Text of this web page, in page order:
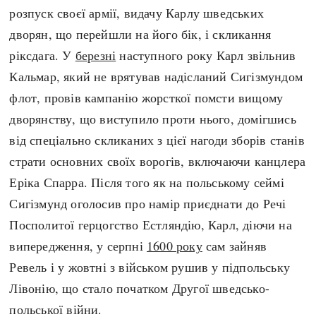
розпуск своєї армії, видачу Карлу шведських
дворян, що перейшли на його бік, і скликання
ріксдага. У березні наступного року Карл звільнив
Кальмар, який не врятував надісланий Сигізмундом
флот, провів кампанію жорсткої помсти вищому
дворянству, що виступило проти нього, домігшись
від спеціально скликаних з цієї нагоди зборів станів
страти основних своїх ворогів, включаючи канцлера
Еріка Спарра. Після того як на польському сеймі
Сигізмунд оголосив про намір приєднати до Речі
Посполитої герцогство Естляндію, Карл, діючи на
випередження, у серпні 1600 рокусам зайняв
Ревель і у жовтні з військом рушив у підпольську
Лівонію, що стало початком Другої шведсько-
польської війни.